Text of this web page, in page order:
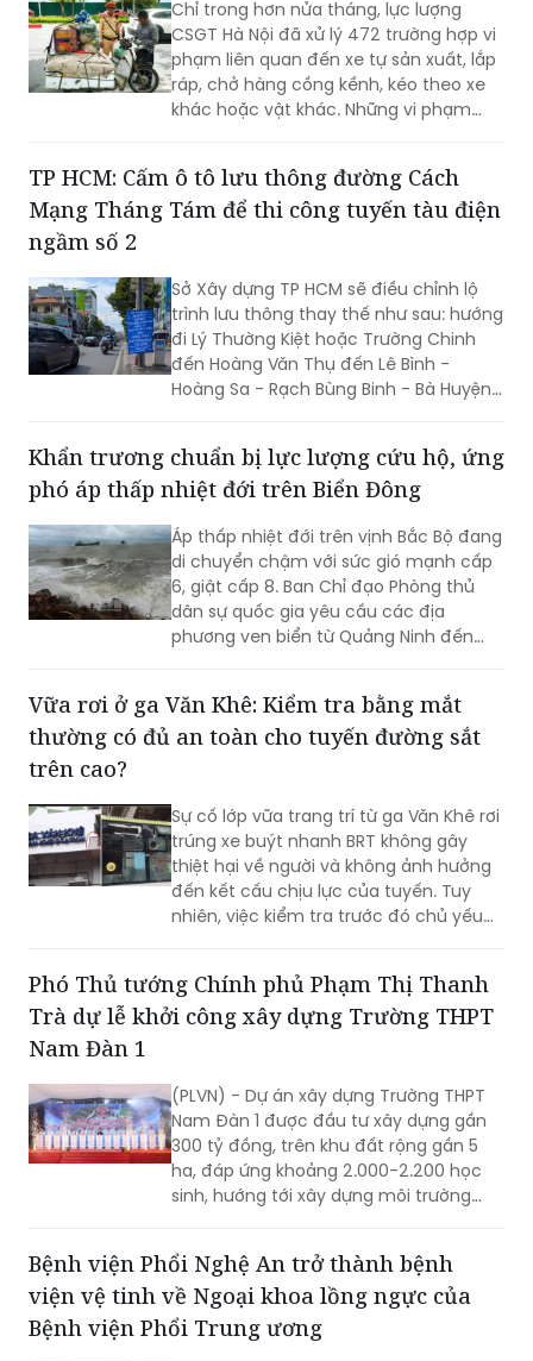
Chỉ trong hơn nửa tháng, lực lượng
CSGT Hà Nội đã xử lý 472 trường hợp vi
phạm liên quan đến xe tự sản xuất, lắp
ráp, chở hàng cồng kềnh, kéo theo xe
khác hoặc vật khác. Những vi phạm
tuyến đường có mật độ phương tiện
cao.
TP HCM: Cấm ô tô lưu thông đường Cách
Mạng Tháng Tám để thi công tuyến tàu điện
ngầm số 2
Sở Xây dựng TP HCM sẽ điều chỉnh lộ
trình lưu thông thay thế như sau: hướng
đi Lý Thường Kiệt hoặc Trường Chinh
đến Hoàng Văn Thụ đến Lê Bình -
Hoàng Sa - Rạch Bùng Binh - Bà Huyện
Khẩn trương chuẩn bị lực lượng cứu hộ, ứng
phó áp thấp nhiệt đới trên Biển Đông
Áp thấp nhiệt đới trên vịnh Bắc Bộ đang
di chuyển chậm với sức gió mạnh cấp
6, giật cấp 8. Ban Chỉ đạo Phòng thủ
dân sự quốc gia yêu cầu các địa
phương ven biển từ Quảng Ninh đến
sàng lực lượng, phương tiện cứu hộ, cứu
nạn...
Vữa rơi ở ga Văn Khê: Kiểm tra bằng mắt
thường có đủ an toàn cho tuyến đường sắt
trên cao?
Sự cố lớp vữa trang trí từ ga Văn Khê rơi
trúng xe buýt nhanh BRT không gây
thiệt hại về người và không ảnh hưởng
đến kết cấu chịu lực của tuyến. Tuy
nhiên, việc kiểm tra trước đó chủ yếu
hạng mục chưa được đánh giá chuyên
sâu bằng máy móc, thiết bị chuyên
ty TNHH MTV Đường sắt Hà Nội đã lập
phương án rà soát, sửa chữa tại 12 nhà
ga với kinh phí dự toán hơn 1,1 tỷ đồng.
Phó Thủ tướng Chính phủ Phạm Thị Thanh
Trà dự lễ khởi công xây dựng Trường THPT
Nam Đàn 1
(PLVN) - Dự án xây dựng Trường THPT
Nam Đàn 1 được đầu tư xây dựng gần
300 tỷ đồng, trên khu đất rộng gần 5
ha, đáp ứng khoảng 2.000-2.200 học
sinh, hướng tới xây dựng môi trường
trị nhân văn.
Bệnh viện Phổi Nghệ An trở thành bệnh
viện vệ tinh về Ngoại khoa lồng ngực của
Bệnh viện Phổi Trung ương